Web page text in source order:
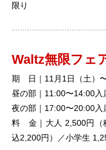
限り
Waltz無限フェ
期 日｜11月1日（土）
昼の部｜11:00〜14:00入
夜の部｜17:00〜20:00入
料 金｜大人 2,500円（
込2,200円）／小学生